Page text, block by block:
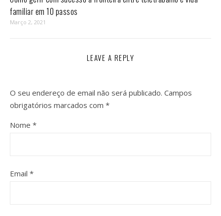
familiar em 10 passos⁣
Março 2, 2021
LEAVE A REPLY
O seu endereço de email não será publicado. Campos
obrigatórios marcados com *
Nome *
Email *